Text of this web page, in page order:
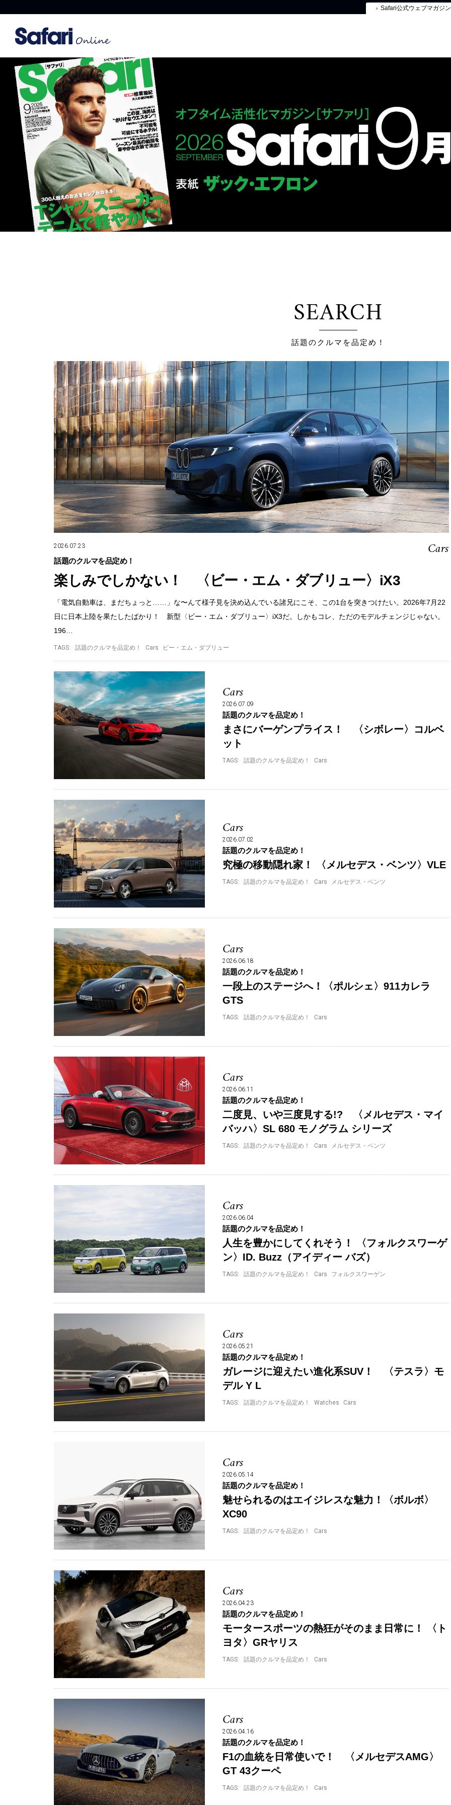
Safari公式ウェブマガジン
SEARCH
話題のクルマを品定め！
Cars
2026.07.23
話題のクルマを品定め！
楽しみでしかない！ 〈ビー・エム・ダブリュー〉iX3
「電気自動車は、まだちょっと……」な〜んて様子見を決め込んでいる諸兄にこそ、この1台を突きつけたい。2026年7月22
日に日本上陸を果たしたばかり！ 新型〈ビー・エム・ダブリュー〉iX3だ。しかもコレ、ただのモデルチェンジじゃない。
196…
TAGS: 話題のクルマを品定め！ Cars ビー・エム・ダブリュー
Cars
2026.07.09
話題のクルマを品定め！
まさにバーゲンプライス！ 〈シボレー〉コルベ
ット
TAGS: 話題のクルマを品定め！ Cars
Cars
2026.07.02
話題のクルマを品定め！
究極の移動隠れ家！ 〈メルセデス・ベンツ〉VLE
TAGS: 話題のクルマを品定め！ Cars メルセデス・ベンツ
Cars
2026.06.18
話題のクルマを品定め！
一段上のステージへ！〈ポルシェ〉911カレラ
GTS
TAGS: 話題のクルマを品定め！ Cars
Cars
2026.06.11
話題のクルマを品定め！
二度見、いや三度見する!? 〈メルセデス・マイ
バッハ〉SL 680 モノグラム シリーズ
TAGS: 話題のクルマを品定め！ Cars メルセデス・ベンツ
Cars
2026.06.04
話題のクルマを品定め！
人生を豊かにしてくれそう！ 〈フォルクスワーゲ
ン〉ID. Buzz（アイディー バズ）
TAGS: 話題のクルマを品定め！ Cars フォルクスワーゲン
Cars
2026.05.21
話題のクルマを品定め！
ガレージに迎えたい進化系SUV！ 〈テスラ〉モ
デル Y L
TAGS: 話題のクルマを品定め！ Watches Cars
Cars
2026.05.14
話題のクルマを品定め！
魅せられるのはエイジレスな魅力！〈ボルボ〉
XC90
TAGS: 話題のクルマを品定め！ Cars
Cars
2026.04.23
話題のクルマを品定め！
モータースポーツの熱狂がそのまま日常に！ 〈ト
ヨタ〉GRヤリス
TAGS: 話題のクルマを品定め！ Cars
Cars
2026.04.16
話題のクルマを品定め！
F1の血統を日常使いで！ 〈メルセデスAMG〉
GT 43クーペ
TAGS: 話題のクルマを品定め！ Cars